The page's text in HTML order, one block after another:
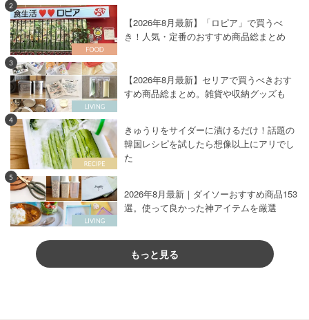
2
【2026年8月最新】「ロピア」で買うべ
き！人気・定番のおすすめ商品総まとめ
3
【2026年8月最新】セリアで買うべきおす
すめ商品総まとめ。雑貨や収納グッズも
4
きゅうりをサイダーに漬けるだけ！話題の
韓国レシピを試したら想像以上にアリでし
た
5
2026年8月最新｜ダイソーおすすめ商品153
選。使って良かった神アイテムを厳選
もっと見る